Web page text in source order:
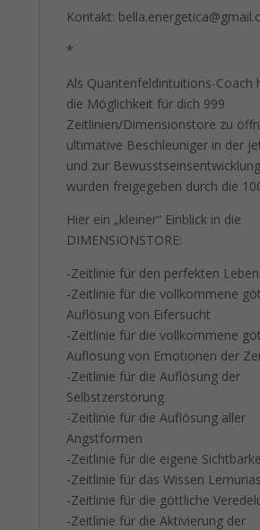
Kontakt:
*
Als Quantenfeldintuitions-Coach
die Möglichkeit für dich 999
Zeitlinien/Dimensionstore zu
ultimative Beschleuniger in der
und zur
wurden freigegeben durch die
Hier ein „kleiner“ Einblick in die
DIMENSIONSTORE:
-Zeitlinie für den perfekten
-Zeitlinie für die vollkommene
Auflösung von Eifersucht
-Zeitlinie für die vollkommene
Auflösung von Emotionen der
-Zeitlinie für die Auflösung der
Selbstzerstörung
-Zeitlinie für die Auflösung aller
Angstformen
-Zeitlinie für die eigene
-Zeitlinie für das Wissen Lemurias
-Zeitlinie für die göttliche
-Zeitlinie für die Aktivierung der